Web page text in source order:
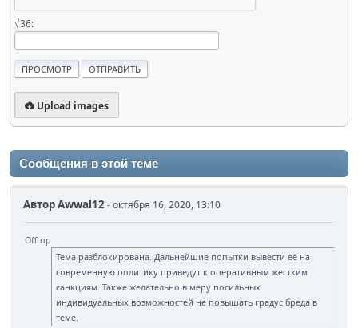
√36:
Upload images
Сообщения в этой теме
АвторAwwal12- октября 16, 2020, 13:10
Offtop
Тема разблокирована. Дальнейшие попытки вывести её на
современную политику приведут к оперативным жестким
санкциям. Также желательно в меру посильных
индивидуальных возможностей не повышать градус бреда в
теме.